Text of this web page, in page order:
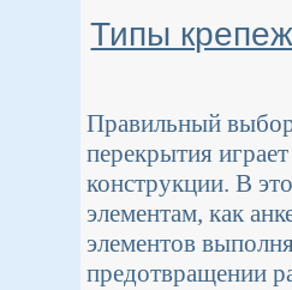
Типы
Правильный
перекрытия
конструкции. В
элементам, как
элементов
предотвращении